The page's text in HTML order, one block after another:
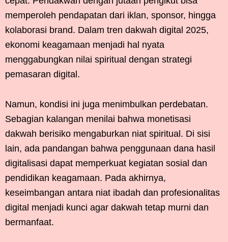
memperoleh pendapatan dari iklan, sponsor, hingga
kolaborasi brand. Dalam tren dakwah digital 2025,
ekonomi keagamaan menjadi hal nyata
menggabungkan nilai spiritual dengan strategi
pemasaran digital.
Namun, kondisi ini juga menimbulkan perdebatan.
Sebagian kalangan menilai bahwa monetisasi
dakwah berisiko mengaburkan niat spiritual. Di sisi
lain, ada pandangan bahwa penggunaan dana hasil
digitalisasi dapat memperkuat kegiatan sosial dan
pendidikan keagamaan. Pada akhirnya,
keseimbangan antara niat ibadah dan profesionalitas
digital menjadi kunci agar dakwah tetap murni dan
bermanfaat.